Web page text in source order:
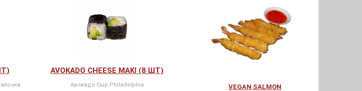
VEGAN SALMON
AVOKADO CHEESE MAKI (8 ШТ)
Авокадо Сыр Philadelphia